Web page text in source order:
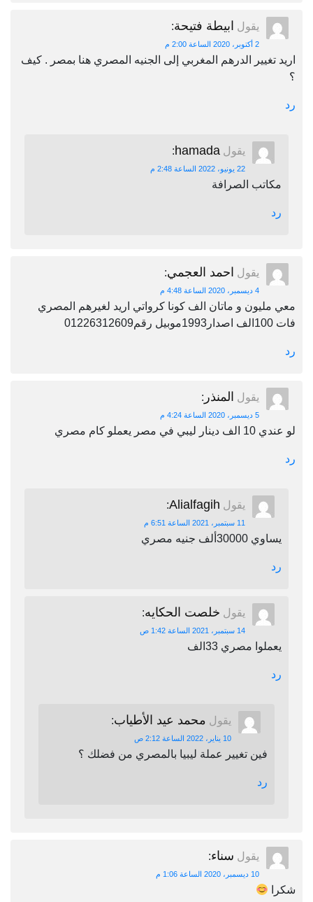
يقول ابيطة فتيحة:
2 أكتوبر، 2020 الساعة 2:00 م
اريد تغيير الدرهم المغربي إلى الجنيه المصري هنا بمصر . كيف
؟
رد
يقول hamada
:
22 يونيو، 2022 الساعة 2:48 م
مكاتب الصرافة
رد
يقول احمد العجمي:
4 ديسمبر، 2020 الساعة 4:48 م
معي مليون و ماتان الف كونا كرواتي اريد لغيرهم المصري
فات 100الف اصدار1993موبيل رقم01226312609
رد
يقول المنذر :
5 ديسمبر، 2020 الساعة 4:24 م
لو عندي 10 الف دينار ليبي في مصر يعملو كام مصري
رد
يقول Alialfagih
:
11 سبتمبر، 2021 الساعة 6:51 م
يساوي 30000ألف جنيه مصري
رد
يقول خلصت الحكايه:
14 سبتمبر، 2021 الساعة 1:42 ص
يعملوا مصري 33الف
رد
يقول محمد عيد الأطياب:
10 يناير، 2022 الساعة 2:12 ص
فين تغيير عملة ليبيا بالمصري من فضلك ؟
رد
يقول سناء:
10 ديسمبر، 2020 الساعة 1:06 م
شكرا